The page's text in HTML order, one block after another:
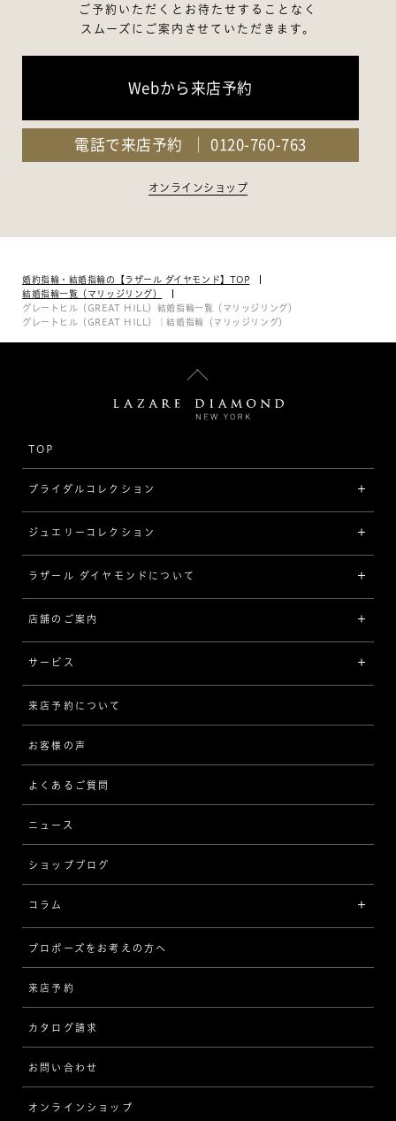
ご予約いただくとお待たせすることなく
スムーズにご案内させていただきます。
Webから来店予約
電話で来店予約 0120-760-763
オンラインショップ
婚約指輪・結婚指輪の【ラザール ダイヤモンド】TOP
結婚指輪一覧（マリッジリング）
グレートヒル（GREAT HILL）結婚指輪一覧（マリッジリング）
グレートヒル（GREAT HILL）｜結婚指輪（マリッジリング）
TOP
ブライダルコレクション
婚約指輪（エンゲージリング）
[素材から選ぶ]
プラチナ
イエローゴールド
コンビネーション
[フォルムから選ぶ]
ストレート
ウェーブ
V字
[セッテイングから選ぶ]
ソリテール
ワンサイドメレ
ダブルサイドメレ
ラインメレ
人気の婚約指輪
ジュエリーコレクション
ジュエリーコレクショントップ
ジュエリー一覧
リング
ネックレス/ペンダント
ピアス/イヤリング
ブレスレット
ラザール ダイヤモンドについて
ラザール ダイヤモンドについて
品質
歴史
企業の取り組み
店舗のご案内
サービス
サービスについて
アフターサービス
MESSAGE IN DIAMOND
品質保証
ブライダルアイテム
来店予約について
お客様の声
よくあるご質問
ニュース
ショップブログ
コラム
インタビュー
指輪
ダイヤモンド
プロポーズ
結婚式
プロポーズをお考えの方へ
来店予約
カタログ請求
お問い合わせ
オンラインショップ